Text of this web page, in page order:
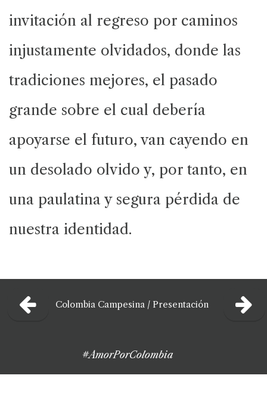
invitación al regreso por caminos
injustamente olvidados, donde las
tradiciones mejores, el pasado
grande sobre el cual debería
apoyarse el futuro, van cayendo en
un desolado olvido y, por tanto, en
una paulatina y segura pérdida de
nuestra identidad.
Colombia Campesina/ Presentación
#AmorPorColombia